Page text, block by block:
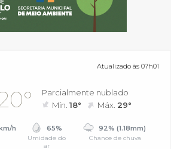
Atualizado às 07h01
Parcialmente nublado
Mín.18° Máx. 29°
h 65%
Umidade do
ar
92% (1.18mm)
Chance de chuva